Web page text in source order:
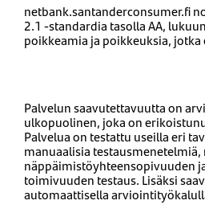
netbank.santanderconsumer.fi
2.1 -standardia tasolla AA,
poikkeamia ja poikkeuksia,
Palvelun saavutettavuutta on
ulkopuolinen, joka on
Palvelua on testattu useilla eri
manuaalisia
näppäimistöyhteensopivuuden
toimivuuden testaus. Lisäksi
automaattisella